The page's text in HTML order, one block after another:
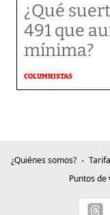
¿Qué
491 que
mínima?
COLUMNISTAS
¿Quiénes somos?
Puntos de